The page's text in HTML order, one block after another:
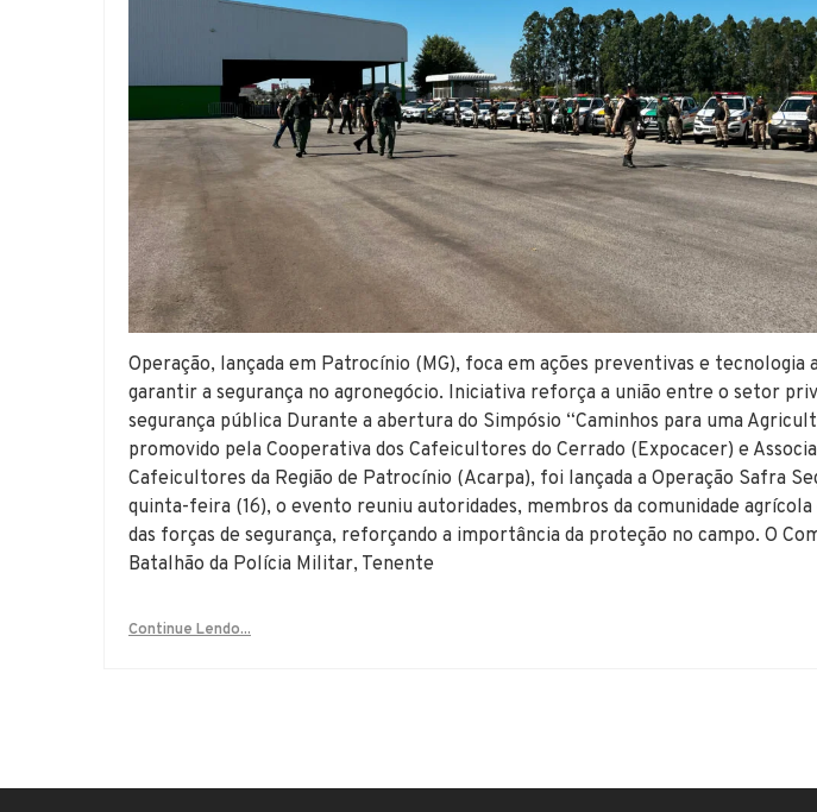
Operação, lançada em Patrocínio (MG), foca em ações preventivas e tecnologia
garantir a segurança no agronegócio. Iniciativa reforça a união entre o setor
segurança pública Durante a abertura do Simpósio “Caminhos para uma
promovido pela Cooperativa dos Cafeicultores do Cerrado (Expocacer) e
Cafeicultores da Região de Patrocínio (Acarpa), foi lançada a Operação Safra
quinta-feira (16), o evento reuniu autoridades, membros da comunidade
das forças de segurança, reforçando a importância da proteção no campo. O
Batalhão da Polícia Militar, Tenente
Continue Lendo...